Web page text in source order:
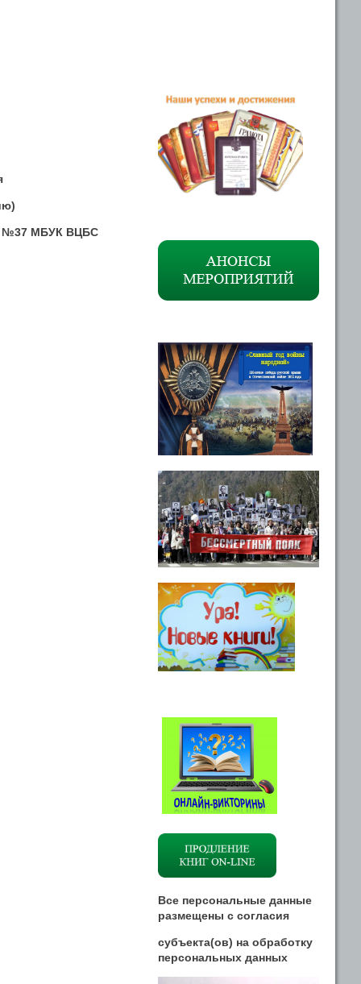
№37 МБУК ВЦБС
Все персональные данные
размещены с согласия
субъекта(ов) на обработку
персональных данных